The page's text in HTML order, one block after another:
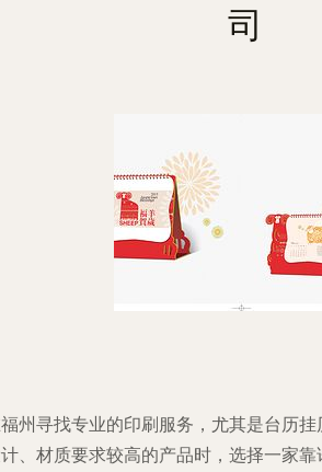
司
州寻找专业的印刷服务，尤其是台历
、材质要求较高的产品时，选择一家